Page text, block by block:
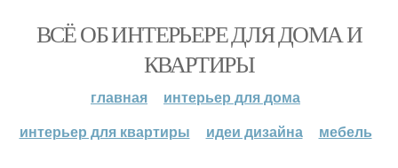
ВСЁ ОБ ИНТЕРЬЕРЕ ДЛЯ ДОМА И
КВАРТИРЫ
главная
интерьер для дома
интерьер для квартиры
идеи дизайна мебель